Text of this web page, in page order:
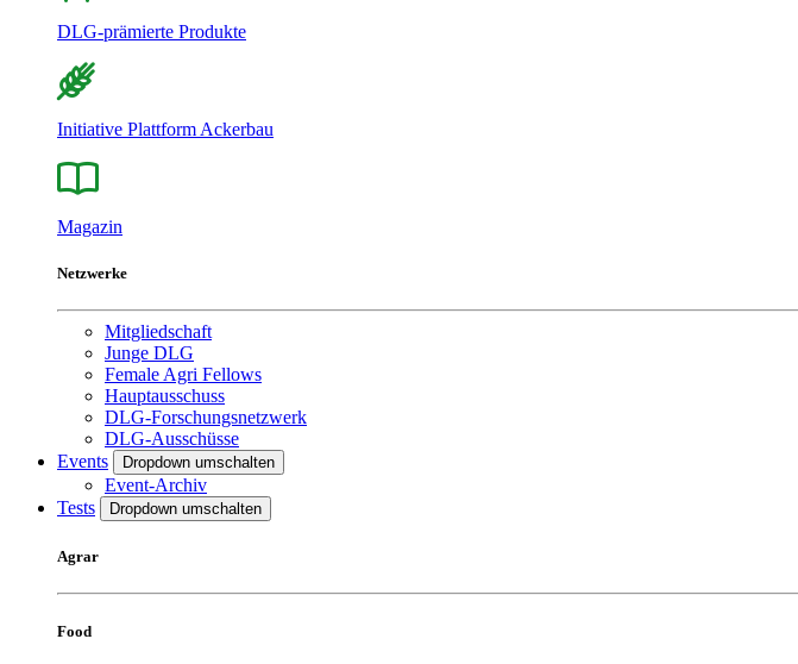
DLG-prämierte Produkte
Initiative Plattform Ackerbau
Magazin
Netzwerke
Mitgliedschaft
Junge DLG
Female Agri Fellows
Hauptausschuss
DLG-Forschungsnetzwerk
DLG-Ausschüsse
Events
Dropdown umschalten
Event-Archiv
Tests
Dropdown umschalten
Agrar
Food